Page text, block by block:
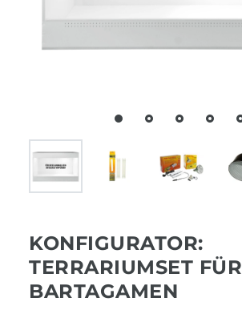
KONFIGURATOR:
TERRARIUMSET FÜR
BARTAGAMEN